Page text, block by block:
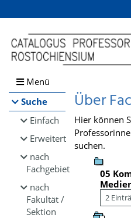
Browsen
direkt zum Inhalt
Menü
Suche
Einfach
Erweitert
nach
Fachgebiet
nach
Fakultät /
Sektion
Über
Hier können
suchen.
05
2